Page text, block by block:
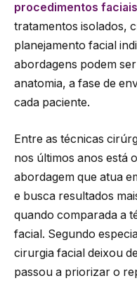
procedimentos faciais
tratamentos isolados,
planejamento facial
abordagens podem
anatomia, a fase de
cada paciente.
Entre as técnicas
nos últimos anos está o
abordagem que atua
e busca resultados
quando comparada a
facial. Segundo
cirurgia facial deixou
passou a priorizar o